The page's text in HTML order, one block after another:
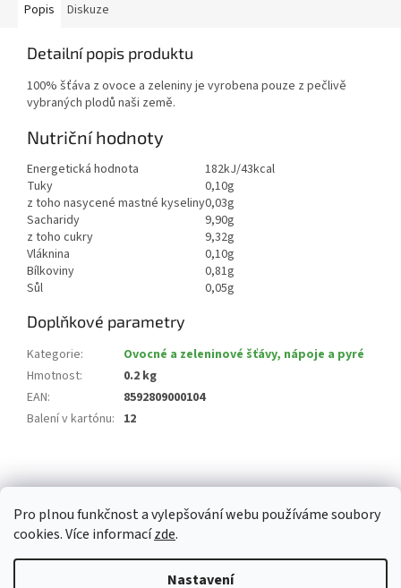
Pro plnou funkčnost a vylepšování webu používáme soubory
cookies. Více informacízde.
Nastavení
Popis Diskuze
Detailní popis produktu
100% šťáva z ovoce a zeleniny je vyrobena pouze z pečlivě
vybraných plodů naši země.
Nutriční hodnoty
Energetická hodnota
182kJ/43kcal
Tuky
0,10g
z toho nasycené mastné kyseliny0,03g
Sacharidy
9,90g
z toho cukry
9,32g
Vláknina
0,10g
Bílkoviny
0,81g
Sůl
0,05g
Doplňkové parametry
Kategorie:
Ovocné a zeleninové šťávy, nápoje a pyré
Hmotnost:
0.2 kg
EAN:
8592809000104
Balení v kartónu: 12
á